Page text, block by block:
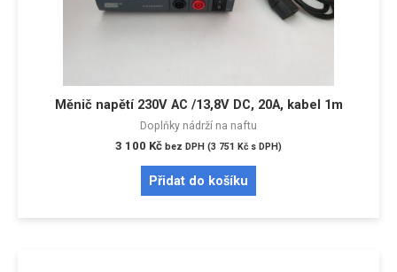
Měnič napětí 230V AC /13,8V DC, 20A, kabel 1m
Doplňky nádrží na naftu
3 100 Kč bez DPH (3 751 Kč s DPH)
Přidat do košíku